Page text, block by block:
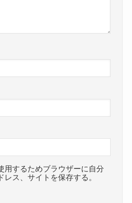
用するためブラウザーに自分
レス、サイトを保存する。